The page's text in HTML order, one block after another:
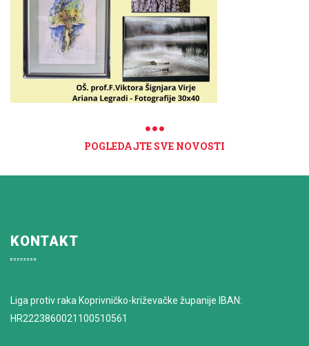
POGLEDAJTE SVE NOVOSTI
KONTAKT
Liga protiv raka Koprivničko-križevačke županije IBAN:
HR2223860021100510561